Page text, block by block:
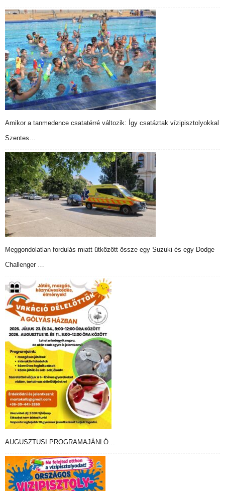
Amikor a tanmedence csatatérré változik: Így csatáztak vízipisztolyokkal
Szentes…
Meggondolatlan fordulás miatt ütközött össze egy Suzuki és egy Dodge
Challenger …
AUGUSZTUSI PROGRAMAJÁNLÓ…